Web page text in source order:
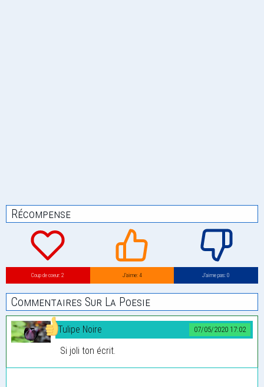
Récompense
Coup de coeur: 2 J’aime: 4 J’aime pas: 0
Commentaires Sur La Poesie
07/05/2020 17:02
Tulipe Noire
Si joli ton écrit.